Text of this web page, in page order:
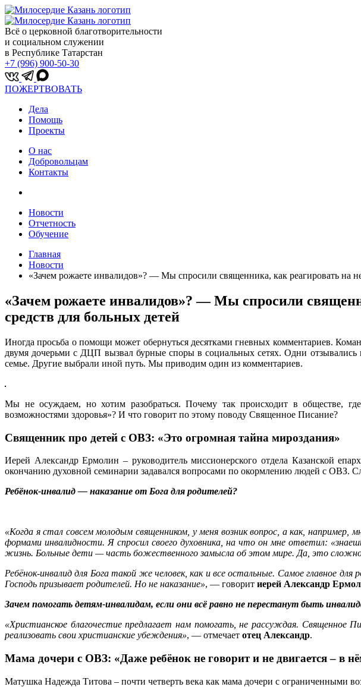
Всё о церковной благотворительности
и социальном служении
в Республике Татарстан
+7 (996) 900-50-30
ПОЖЕРТВОВАТЬ
Дела
Помощь
Проекты
О нас
Добровольцам
Контакты
Новости
Отчетность
Обучение
Главная
Новости
«Зачем рожаете инвалидов»? — Мы спросили священника, как реагировать на
«Зачем рожаете инвалидов»? — Мы спросили
средств для больных детей
Иногда просьба о помощи может обернуться десятками гневных комментариев.
двумя дочерьми с ДЦП вызвал бурные споры в социальных сетях. Одни
семье. Другие выбрали иной путь. Мы приводим один из комментариев.
Мы не осуждаем, но хотим разобраться. Почему так происходит в обществе,
возможностями здоровья»? И что говорит по этому поводу Священное Писание?
Священник про детей с ОВЗ: «Это огромная тайна мироздания»
Иерей Александр Ермолин – руководитель миссионерского отдела Казанской
окончанию духовной семинарии задавался вопросами по окормлению людей с ОВЗ.
Ребёнок-инвалид — наказание от Бога для родителей?
«Когда я стал совсем молодым священником, у меня возник вопрос, а как,
формами инвалидности. Я спросил своего духовника, на что он мне ответил:
жизнь. Больные дети — часть божественного замысла об этом мире. Да, это
Ребёнок-инвалид для Бога такой же человек, как и все остальные. Самое главное
Господь призывает родителей. Но не наказание», — говорит иерей Александр
Зачем помогать детям-инвалидам, если они всё равно не перестанут быть
«Христианское благочестие предлагает нам помогать, не рассуждая.
реализовать свои христианские убеждения», — отмечает отец Александр.
Мама дочери с ОВЗ: «Даже ребёнок не говорит и не двигается – в
Матушка Надежда Титова – почти четверть века как мама дочери с ограниченными